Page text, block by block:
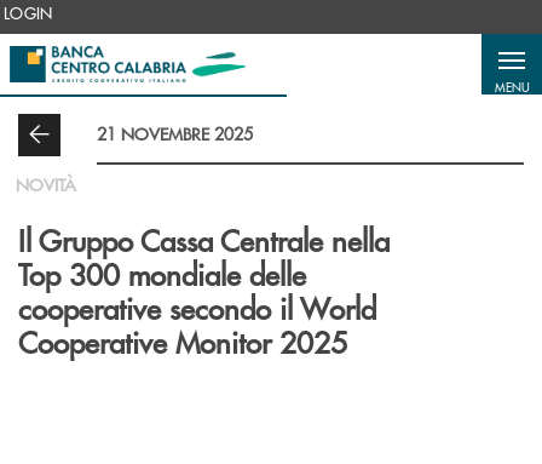
Salta al contenuto principale
LOGIN
MENU
21 NOVEMBRE 2025
NOVITÀ
Il Gruppo Cassa Centrale nella
Top 300 mondiale delle
cooperative secondo il World
Cooperative Monitor 2025